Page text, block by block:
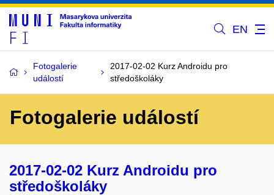
EN
Fotogalerie
událostí
2017-02-02 Kurz Androidu pro
středoškoláky
Fotogalerie událostí
2017-02-02 Kurz Androidu pro
středoškoláky